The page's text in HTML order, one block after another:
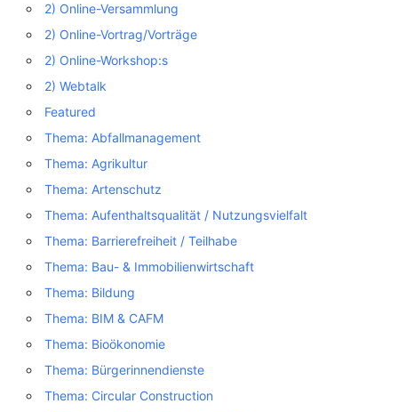
2) Online-Versammlung
2) Online-Vortrag/Vorträge
2) Online-Workshop:s
2) Webtalk
Featured
Thema: Abfallmanagement
Thema: Agrikultur
Thema: Artenschutz
Thema: Aufenthaltsqualität / Nutzungsvielfalt
Thema: Barrierefreiheit / Teilhabe
Thema: Bau- & Immobilienwirtschaft
Thema: Bildung
Thema: BIM & CAFM
Thema: Bioökonomie
Thema: Bürgerinnendienste
Thema: Circular Construction